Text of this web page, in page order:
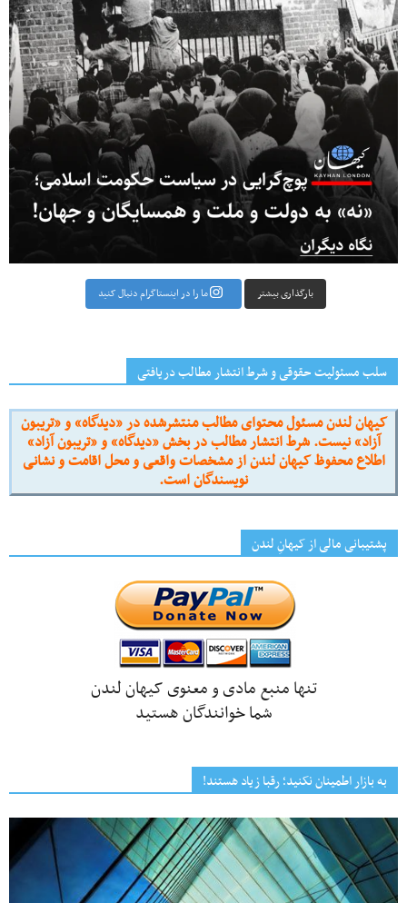
بارگذاری بیشتر ما را در اینستاگرام دنبال کنید
سلب مسئولیت حقوقی و شرط انتشار مطالب دریافتی
کیهان لندن مسئول محتوای مطالب منتشرشده در «دیدگاه» و «تریبون
آزاد» نیست. شرط انتشار مطالب در بخش «دیدگاه» و «تریبون آزاد»
اطلاع محفوظ کیهان لندن از مشخصات واقعی و محل اقامت و نشانی
نویسندگان است.
پشتیبانی مالی از کیهانِ لندن
تنها منبع مادی و معنوی کیهان لندن
شما خوانندگان هستید
به بازار اطمینان نکنید؛ رقبا زیاد هستند!